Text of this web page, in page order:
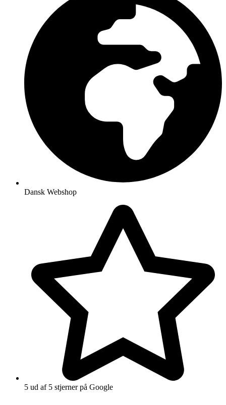
Dansk Webshop
5 ud af 5 stjerner på Google